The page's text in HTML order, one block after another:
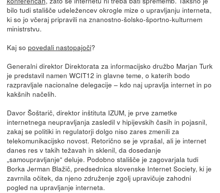
bilo tudi stališče udeležencev okrogle mize o upravljanju interneta,
ki so jo včeraj pripravili na znanostno-šolsko-športno-kulturnem
ministrstvu.
Kaj so povedali nastopajoči?
Generalni direktor Direktorata za informacijsko družbo Marjan Turk
je predstavil namen WCIT12 in glavne teme, o katerih bodo
razpravljale nacionalne delegacije – kdo naj upravlja internet in po
kakšnih načelih.
Davor Šoštarič, direktor inštituta IZUM, je prve zametke
internetnega neupravljanja zasledil v hipijevskih časih in pojasnil,
zakaj se politiki in regulatorji dolgo niso zares zmenili za
telekomunikacijsko novost. Retorično se je vprašal, ali je internet
danes res v takih težavah in sklenil, da dosedanje
„samoupravljanje“ deluje. Podobno stališče je zagovarjala tudi
Borka Jerman Blažič, predsednica slovenske Internet Society, ki je
zavrnila očitek, da njeno združenje zgolj upravičuje zahodni
pogled na upravljanje interneta.